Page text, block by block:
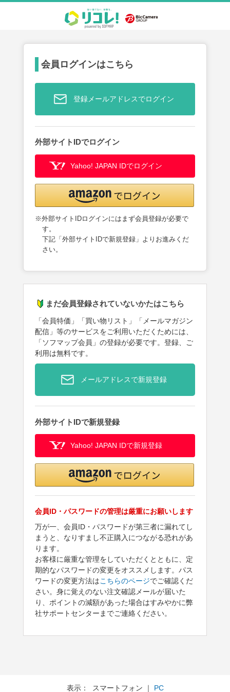
会員ログインはこちら
登録メールアドレスでログイン
外部サイトIDでログイン
Yahoo! JAPAN IDでログイン
※外部サイトIDログインにはまず会員登録が必要で
す。
下記「外部サイトIDで新規登録」よりお進みくだ
さい。
まだ会員登録されていないかたはこちら
「会員特価」「買い物リスト」「メールマガジン
配信」等のサービスをご利用いただくためには、
「ソフマップ会員」の登録が必要です。登録、ご
利用は無料です。
メールアドレスで新規登録
外部サイトIDで新規登録
Yahoo! JAPAN IDで新規登録
会員ID・パスワードの管理は厳重にお願いします
万が一、会員ID・パスワードが第三者に漏れてし
まうと、なりすまし不正購入につながる恐れがあ
ります。
お客様に厳重な管理をしていただくとともに、定
期的なパスワードの変更をオススメします。パス
ワードの変更方法はこちらのページでご確認くだ
さい。身に覚えのない注文確認メールが届いた
り、ポイントの減額があった場合はすみやかに弊
社サポートセンターまでご連絡ください。
表示： スマートフォン ｜ PC